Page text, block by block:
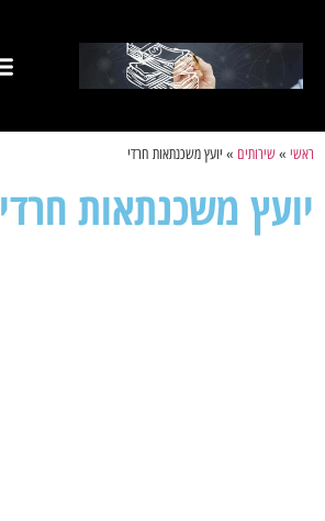
ראשי »שירותים » יועץ משכנתאות חרדי
יועץ משכנתאות חרדי